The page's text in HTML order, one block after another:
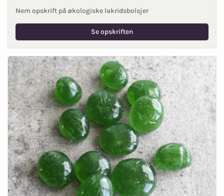
Nem opskrift på økologiske lakridsbolsjer
Se opskriften